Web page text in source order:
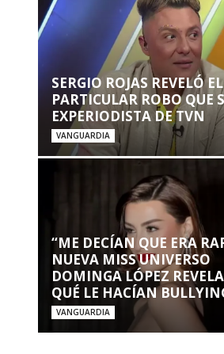
SERGIO ROJAS REVELÓ EL
PARTICULAR ROBO QUE
EXPERIODISTA DE TVN
VANGUARDIA
“ME DECÍAN QUE ERA
NUEVA MISS UNIVERSO
DOMINGA LÓPEZ
QUÉ LE HACÍAN
VANGUARDIA